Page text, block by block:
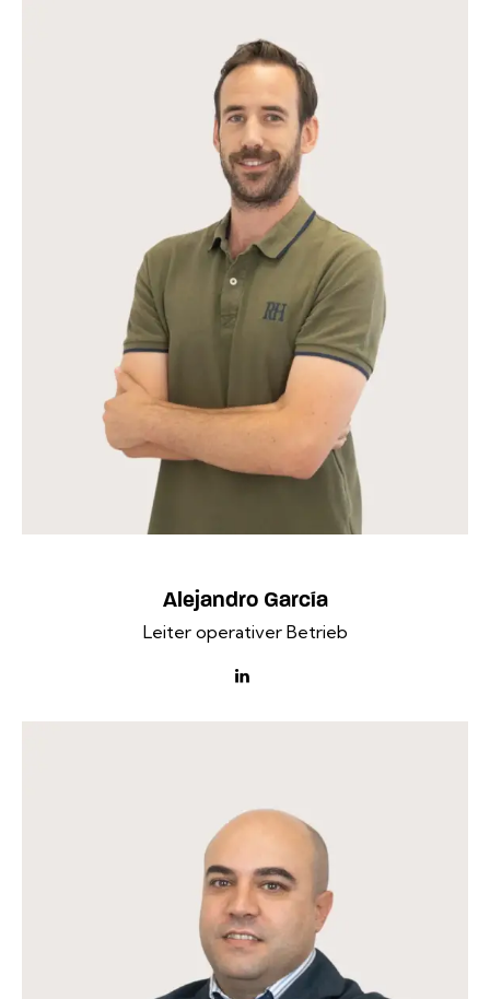
Alejandro García
Leiter operativer Betrieb
linkedin